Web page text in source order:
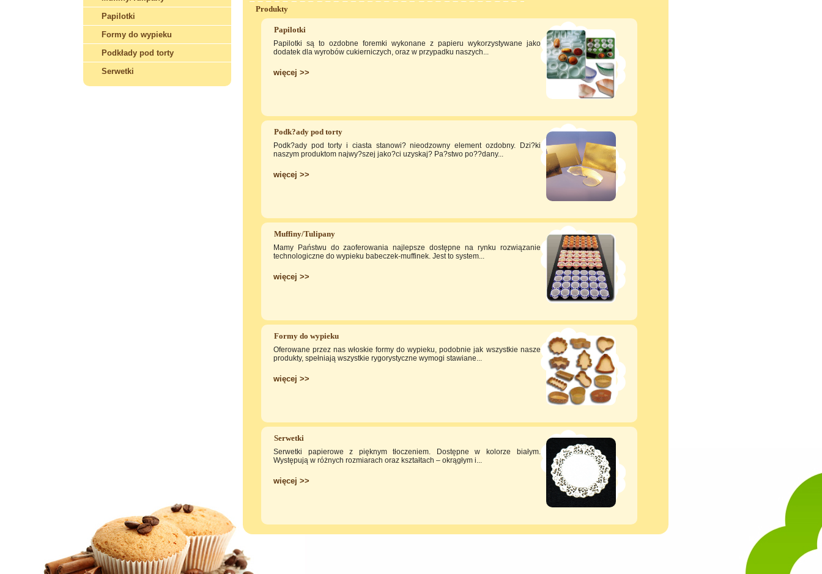
Papilotki
Formy do wypieku
Podkłady pod torty
Serwetki
Produkty
Papilotki
Papilotki są to ozdobne foremki wykonane z papieru wykorzystywane jako
dodatek dla wyrobów cukierniczych, oraz w przypadku naszych...
więcej >>
Podk?ady pod torty
Podk?ady pod torty i ciasta stanowi? nieodzowny element ozdobny. Dzi?ki
naszym produktom najwy?szej jako?ci uzyskaj? Pa?stwo po??dany...
więcej >>
Muffiny/Tulipany
Mamy Państwu do zaoferowania najlepsze dostępne na rynku rozwiązanie
technologiczne do wypieku babeczek-muffinek. Jest to system...
więcej >>
Formy do wypieku
Oferowane przez nas włoskie formy do wypieku, podobnie jak wszystkie nasze
produkty, spełniają wszystkie rygorystyczne wymogi stawiane...
więcej >>
Serwetki
Serwetki papierowe z pięknym tłoczeniem. Dostępne w kolorze białym.
Występują w różnych rozmiarach oraz kształtach – okrągłym i...
więcej >>